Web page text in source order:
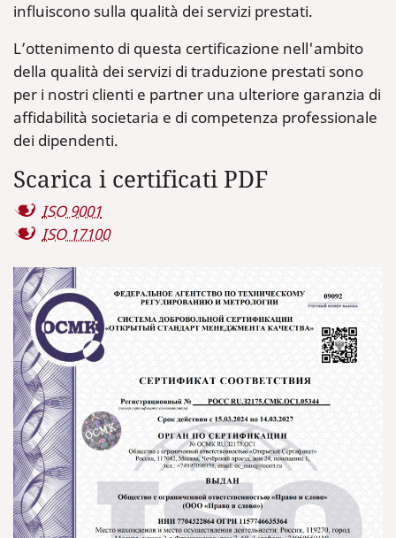
influiscono sulla qualità dei servizi prestati.
L’ottenimento di questa certificazione nell'ambito
della qualità dei servizi di traduzione prestati sono
per i nostri clienti e partner una ulteriore garanzia di
affidabilità societaria e di competenza professionale
dei dipendenti.
Scarica i certificati PDF
ISO 9001
ISO 17100